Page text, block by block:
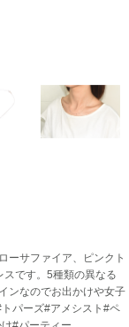
ーサファイア、ピンクト
です。5種類の異なる
ンなのでお出かけや女子
パーズ#アメシスト#ペ